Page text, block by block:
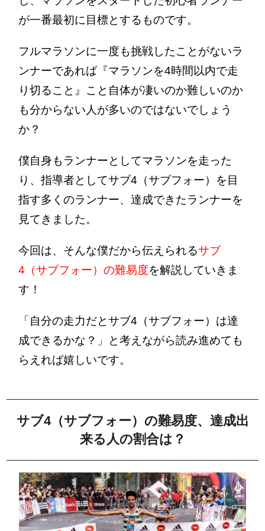
が一番最初に目標とするものです。
フルマラソンに一度も挑戦したことがないラ
ンナーであれば『マラソンを4時間以内で走
り切ること』こと自体が凄いのか難しいのか
も分からない人が多いのではないでしょう
か？
僕自身もランナーとしてマラソンを走った
り、指導者としてサブ4（サブフォー）を目
指す多くのランナー、達成できたランナーを
見てきました。
今回は、そんな僕だから伝えられるサブ
4（サブフォー）の難易度を解説していきま
す！
「自分の走力だとサブ4（サブフォー）は達
成できるかな？」と考えながら読み進めても
らえれば嬉しいです。
サブ4（サブフォー）の難易度、達成出
来る人の割合は？